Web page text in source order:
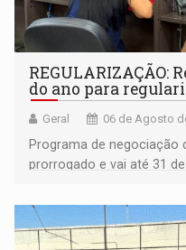
REGULARIZAÇÃO:
do ano para
Geral 06 de Agosto
Programa de negociação
prorrogado e vai até 31